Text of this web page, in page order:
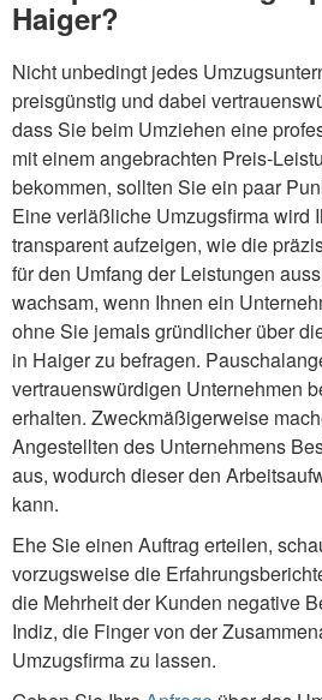
Haiger?
Nicht unbedingt jedes
preisgünstig und dabei
dass Sie beim Umziehen eine
mit einem angebrachten Preis-
bekommen, sollten Sie ein paar
Eine verläßliche Umzugsfirma wird
transparent aufzeigen, wie die
für den Umfang der Leistungen
wachsam, wenn Ihnen ein
ohne Sie jemals gründlicher über
in Haiger zu befragen.
vertrauenswürdigen Unternehmen
erhalten. Zweckmäßigerweise
Angestellten des Unternehmens
aus, wodurch dieser den
kann.
Ehe Sie einen Auftrag erteilen,
vorzugsweise die
die Mehrheit der Kunden negative
Indiz, die Finger von der
Umzugsfirma zu lassen.